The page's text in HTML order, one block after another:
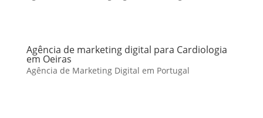
Agência de marketing digital para Cardiologia
em Oeiras
Agência de Marketing Digital em Portugal